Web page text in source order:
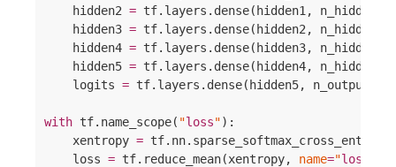
    hidden2
= tf.layers.dense(hidden1,
    hidden3
= tf.layers.dense(hidden2,
    hidden4
= tf.layers.dense(hidden3,
    hidden5
= tf.layers.dense(hidden4,
    logits
= tf.layers.dense(hidden5, n_outputs,
with tf.name_scope( "loss"):
    xentropy
=
    loss
= tf.reduce_mean(xentropy, name="loss